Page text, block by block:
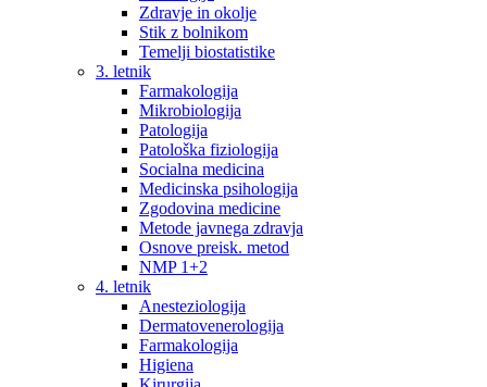
Zdravje in okolje
Stik z bolnikom
Temelji biostatistike
3. letnik
Farmakologija
Mikrobiologija
Patologija
Patološka fiziologija
Socialna medicina
Medicinska psihologija
Zgodovina medicine
Metode javnega zdravja
Osnove preisk. metod
NMP 1+2
4. letnik
Anesteziologija
Dermatovenerologija
Farmakologija
Higiena